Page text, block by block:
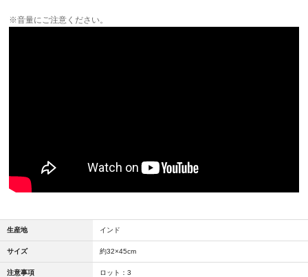
※音量にご注意ください。
生産地 インド
サイズ 約32×45cm
注意事項
ロット：3